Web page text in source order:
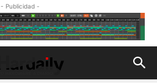
- Publicidad -